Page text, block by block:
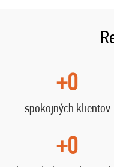
+0
spokojných klientov
+0